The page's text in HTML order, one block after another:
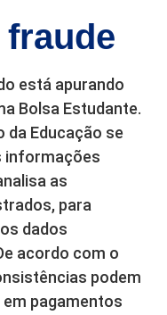
está apurando
Bolsa Estudante.
da Educação se
informações
as
para
dados
acordo com o
podem
em pagamentos